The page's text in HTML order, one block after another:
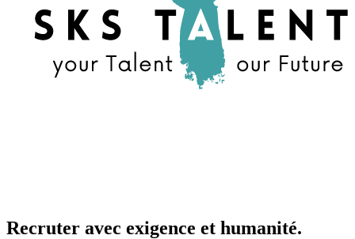
Recruter avec exigence et humanité.